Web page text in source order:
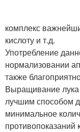
комплекс
кислоту и т.д.
Употребление
нормализовании
также
Выращивание
лучшим способом
минимальное